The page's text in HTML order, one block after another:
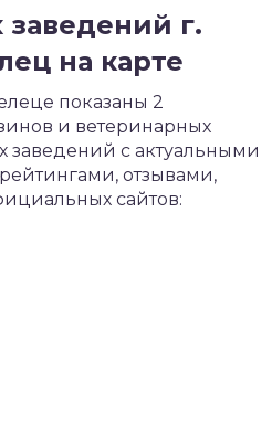
г.
на карте
показаны 2
и ветеринарных
заведений с актуальными
отзывами,
сайтов: